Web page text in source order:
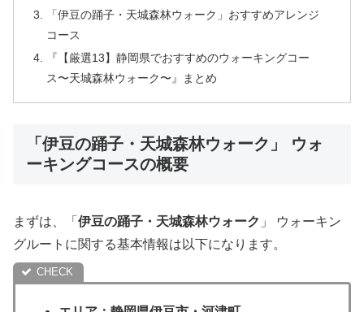
「伊豆の踊子・天城森林ウォーク」おすすめアレンジ
コース
『【厳選13】静岡県でおすすめのウォーキングコー
ス〜天城森林ウォーク〜』まとめ
「伊豆の踊子・天城森林ウォーク」 ウォ
ーキングコースの概要
まずは、「 伊豆の踊子・天城森林ウォーク 」 ウォーキン
グルートに関する基本情報は以下になります。